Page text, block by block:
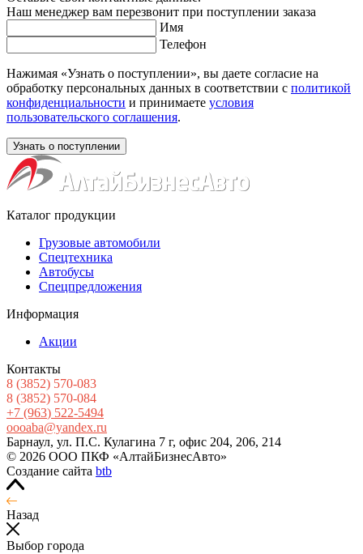
Наш менеджер вам перезвонит при поступлении заказа
Имя
Телефон
Нажимая «Узнать о поступлении», вы даете согласие на
обработку персональных данных в соответствии с политикой
конфиденциальности и принимаете условия
пользовательского соглашения.
Каталог продукции
Грузовые автомобили
Спецтехника
Автобусы
Спецпредложения
Информация
Акции
Контакты
8 (3852) 570-083
8 (3852) 570-084
+7 (963) 522-5494
oooaba@yandex.ru
Барнаул, ул. П.С. Кулагина 7 г, офис 204, 206, 214
© 2026 ООО ПКФ «АлтайБизнесАвто»
Создание сайта btb
Назад
Выбор города